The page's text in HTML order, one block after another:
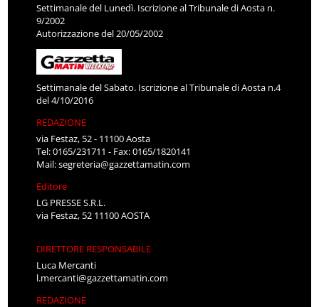
Settimanale del Lunedì. Iscrizione al Tribunale di Aosta n.
9/2002
Autorizzazione del 20/05/2002
Settimanale del Sabato. Iscrizione al Tribunale di Aosta n.4
del 4/10/2016
REDAZIONE
via Festaz, 52 - 11100 Aosta
Tel: 0165/231711 - Fax: 0165/1820141
Mail:segreteria@gazzettamatin.com
Editore
LG PRESSE S.R.L.
via Festaz, 52 11100 AOSTA
DIRETTORE RESPONSABILE
Luca Mercanti
l.mercanti@gazzettamatin.com
REDAZIONE